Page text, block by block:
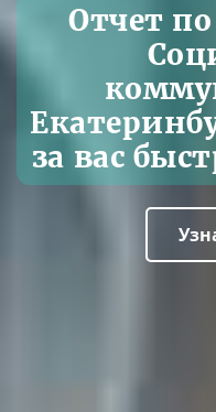
Отчет
за вас